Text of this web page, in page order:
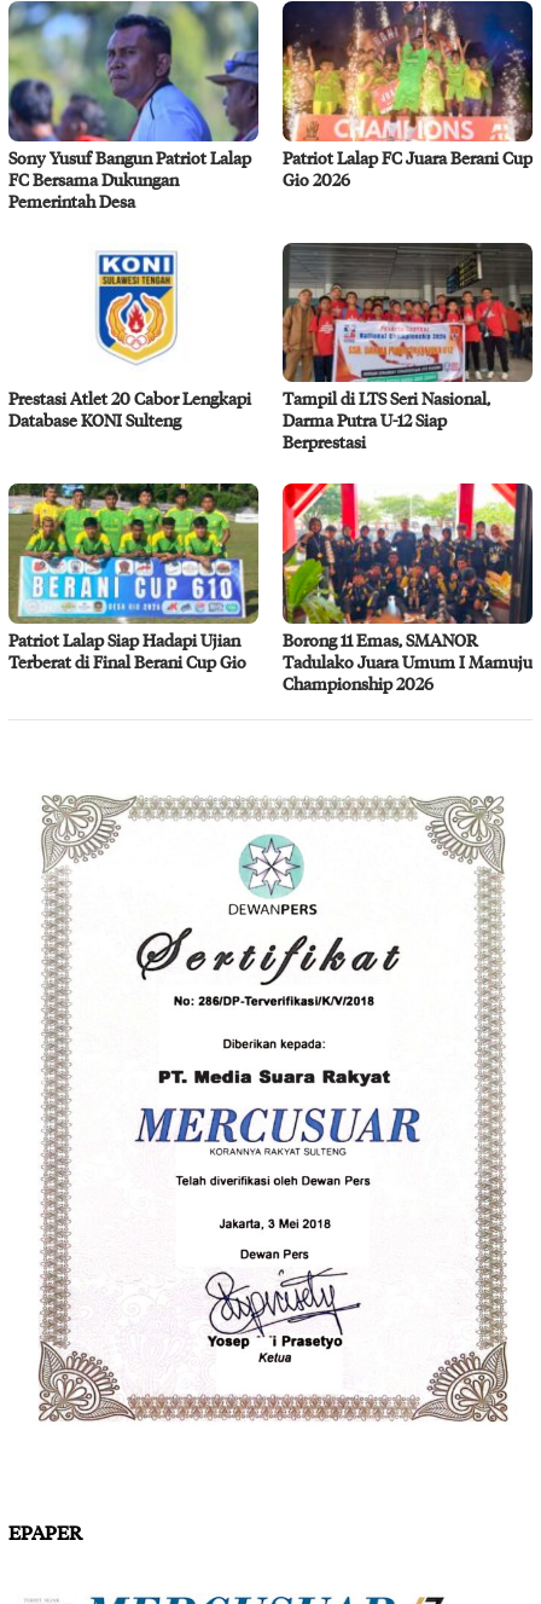
Sony Yusuf Bangun Patriot Lalap
FC Bersama Dukungan
Pemerintah Desa
Patriot Lalap FC Juara Berani Cup
Gio 2026
Prestasi Atlet 20 Cabor Lengkapi
Database KONI Sulteng
Tampil di LTS Seri Nasional,
Darma Putra U-12 Siap
Berprestasi
Patriot Lalap Siap Hadapi Ujian
Terberat di Final Berani Cup Gio
Borong 11 Emas, SMANOR
Tadulako Juara Umum I Mamuju
Championship 2026
EPAPER